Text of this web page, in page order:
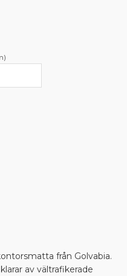
från Golvabia.
av vältrafikerade